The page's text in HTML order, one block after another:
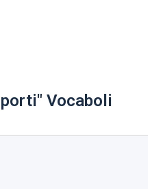
Vocaboli